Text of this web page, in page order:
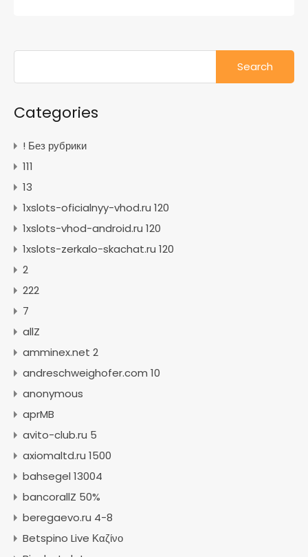
Search
Categories
! Без рубрики
111
13
1xslots-oficialnyy-vhod.ru 120
1xslots-vhod-android.ru 120
1xslots-zerkalo-skachat.ru 120
2
222
7
allZ
amminex.net 2
andreschweighofer.com 10
anonymous
aprMB
avito-club.ru 5
axiomaltd.ru 1500
bahsegel 13004
bancorallZ 50%
beregaevo.ru 4-8
Betspino Live Καζίνο